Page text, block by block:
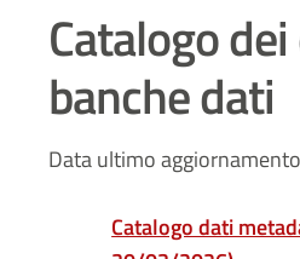
Catalogo
banche dati
Data ultimo
Catalogo dati